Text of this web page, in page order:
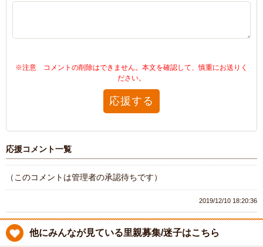
※注意 コメントの削除はできません。本文を確認して、慎重にお送りく
ださい。
応援する
応援コメント一覧
（このコメントは管理者の承認待ちです）
2019/12/10 18:20:36
他にみんなが見ている里親募集/迷子はこちら